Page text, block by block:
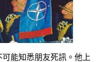
能知悉朋友死訊。他上